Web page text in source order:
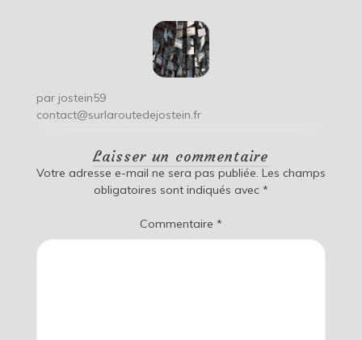
par jostein59
contact@surlaroutedejostein.fr
Laisser un commentaire
Votre adresse e-mail ne sera pas publiée. Les champs
obligatoires sont indiqués avec *
Commentaire *